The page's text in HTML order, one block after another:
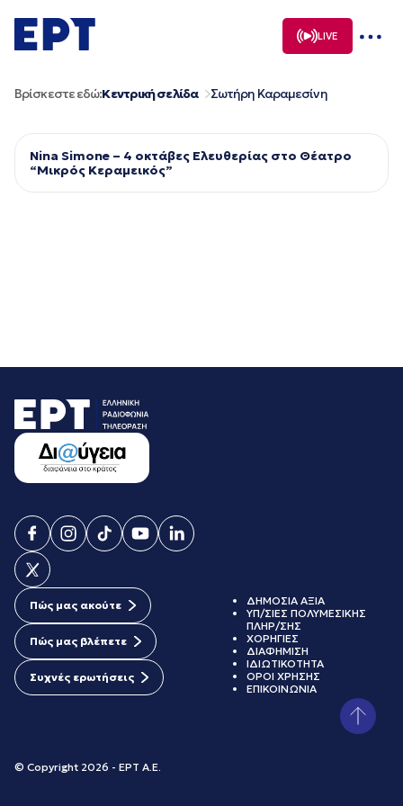
σε
περιεχόμενο
LIVE
Βρίσκεστε εδώ:Κεντρική σελίδα Σωτήρη Καραμεσίνη
Nina Simone – 4 οκτάβες Ελευθερίας στο Θέατρο
“Μικρός Κεραμεικός”
Πώς μας ακούτε
Πώς μας βλέπετε
Συχνές ερωτήσεις
© Copyright 2026 - ΕΡΤ Α.Ε.
ΔΗΜΟΣΙΑ ΑΞΙΑ
ΥΠ/ΣΙΕΣ ΠΟΛΥΜΕΣΙΚΗΣ
ΠΛΗΡ/ΣΗΣ
ΧΟΡΗΓΙΕΣ
ΔΙΑΦΗΜΙΣΗ
ΙΔΙΩΤΙΚΟΤΗΤΑ
ΟΡΟΙ ΧΡΗΣΗΣ
ΕΠΙΚΟΙΝΩΝΙΑ